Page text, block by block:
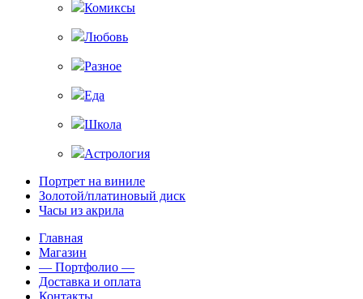
Комиксы
Любовь
Разное
Еда
Школа
Астрология
Портрет на виниле
Золотой/платиновый диск
Часы из акрила
Главная
Магазин
— Портфолио —
Доставка и оплата